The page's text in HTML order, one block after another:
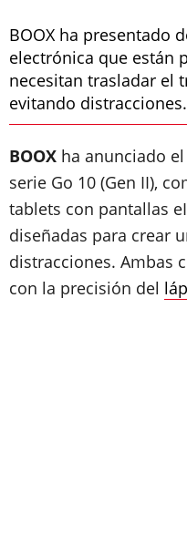
BOOX ha presentado
electrónica que están
necesitan trasladar el
evitando distracciones.
BOOX ha anunciado
serie Go 10 (Gen II),
tablets con pantallas
diseñadas para crear
distracciones. Ambas
con la precisión del